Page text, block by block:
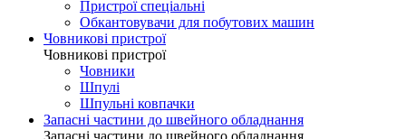
Пристрої спеціальні
Обкантовувачи для побутових машин
Човникові пристрої
Човникові пристрої
Човники
Шпулі
Шпульні ковпачки
Запасні частини до швейного обладнання
Запасні частини до швейного обладнання